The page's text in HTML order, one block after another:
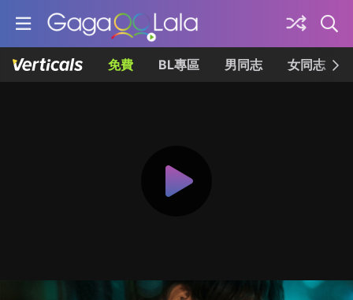
免費 BL專區 男同志 女同志